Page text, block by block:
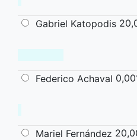
Gabriel Katopodis
Federico Achaval
Mariel Fernández